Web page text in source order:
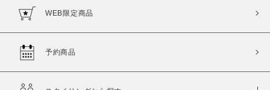
WEB限定商品
予約商品